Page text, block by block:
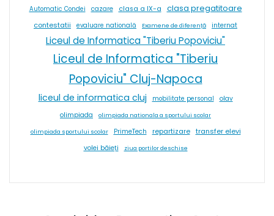
Automatic Condei cazare clasa a IX-a clasa pregatitoare
contestatii evaluare natională Examene de diferență internat
Liceul de Informatica "Tiberiu Popoviciu"
Liceul de Informatica "Tiberiu
Popoviciu" Cluj-Napoca
liceul de informatica cluj mobilitate personal
olav
olimpiada
olimpiada nationala a sportului scolar
olimpiada sportului scolar PrimeTech repartizare transfer elevi
volei băieți ziua portilor deschise